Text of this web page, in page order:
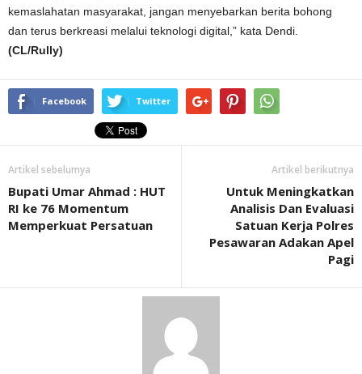
kemaslahatan masyarakat, jangan menyebarkan berita bohong
dan terus berkreasi melalui teknologi digital,” kata Dendi.
(CL/Rully)
Facebook Twitter
Artikel sebelumya
Bupati Umar Ahmad : HUT
RI ke 76 Momentum
Memperkuat Persatuan
Artikel berikutnya
Untuk Meningkatkan
Analisis Dan Evaluasi
Satuan Kerja Polres
Pesawaran Adakan Apel
Pagi